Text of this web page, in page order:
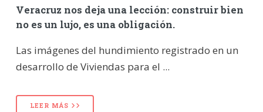
Veracruz nos deja una lección: construir bien
no es un lujo, es una obligación.
Las imágenes del hundimiento registrado en un
desarrollo de Viviendas para el ...
LEER MÁS